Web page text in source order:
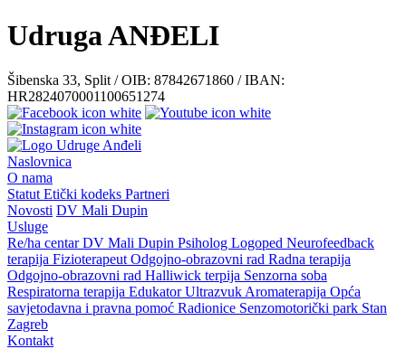
Udruga ANĐELI
Šibenska 33, Split / OIB: 87842671860 / IBAN:
HR2824070001100651274
Naslovnica
O nama
Statut Etički kodeks Partneri
Novosti DV Mali Dupin
Usluge
Re/ha centarDV Mali Dupin Psiholog Logoped Neurofeedback
terapija Fizioterapeut Odgojno-obrazovni rad Radna terapija
Odgojno-obrazovni rad Halliwick terpija Senzorna soba
Respiratorna terapija EdukatorUltrazvuk Aromaterapija Opća
savjetodavna i pravna pomoć Radionice Senzomotorički park Stan
Zagreb
Kontakt